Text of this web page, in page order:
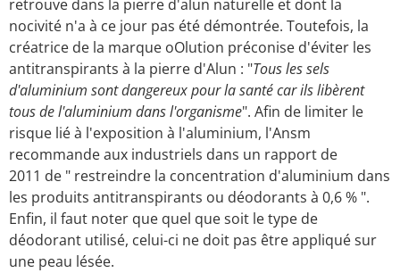
retrouve dans la pierre d'alun naturelle et dont la
nocivité n'a à ce jour pas été démontrée. Toutefois, la
créatrice de la marque oOlution préconise d'éviter les
antitranspirants à la pierre d'Alun : "Tous les sels
d'aluminium sont dangereux pour la santé car ils libèrent
tous de l'aluminium dans l'organisme". Afin de limiter le
risque lié à l'exposition à l'aluminium, l'Ansm
recommande aux industriels dans un rapport de
2011 de " restreindre la concentration d'aluminium dans
les produits antitranspirants ou déodorants à 0,6 % ".
Enfin, il faut noter que quel que soit le type de
déodorant utilisé, celui-ci ne doit pas être appliqué sur
une peau lésée.